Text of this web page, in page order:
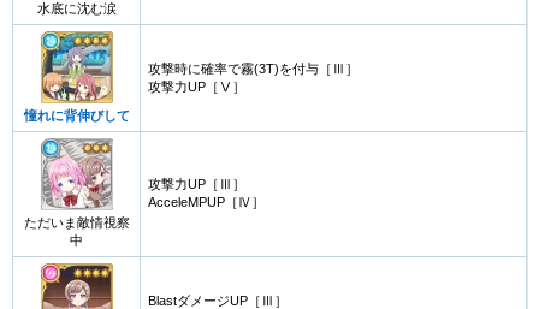
水底に沈む涙
憧れに背伸びして
攻撃時に確率で霧(3T)を付与［Ⅲ］
攻撃力UP［Ⅴ］
ただいま敵情視察
中
攻撃力UP［Ⅲ］
AcceleMPUP［Ⅳ］
BlastダメージUP［Ⅲ］